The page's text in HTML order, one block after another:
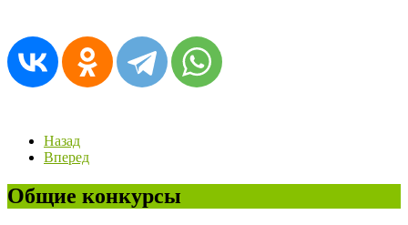
Назад
Вперед
Общие конкурсы